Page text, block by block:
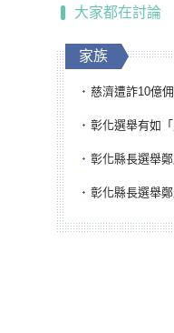
大家都在討論
家族
慈濟遭詐10億佣金！幕後宗教
彰化選舉有如「定海神
彰化縣長選舉鄭麗文提「龜
彰化縣長選舉鄭麗文提「龜